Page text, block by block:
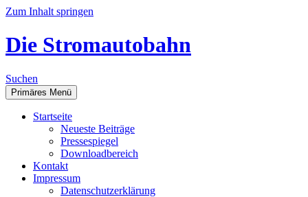
Zum Inhalt springen
Die Stromautobahn
Suchen
Primäres Menü
Start­sei­te
Neu­es­te Beiträge
Pres­se­spie­gel
Down­load­be­reich
Kon­takt
Impres­sum
Daten­schutz­er­klä­rung